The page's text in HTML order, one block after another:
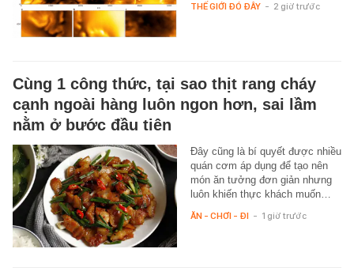
THẾ GIỚI ĐÓ ĐÂY - 2 giờ trước
Cùng 1 công thức, tại sao thịt rang cháy
cạnh ngoài hàng luôn ngon hơn, sai lầm
nằm ở bước đầu tiên
Đây cũng là bí quyết được nhiều
quán cơm áp dụng để tạo nên
món ăn tưởng đơn giản nhưng
luôn khiến thực khách muốn…
ĂN - CHƠI - ĐI - 1 giờ trước